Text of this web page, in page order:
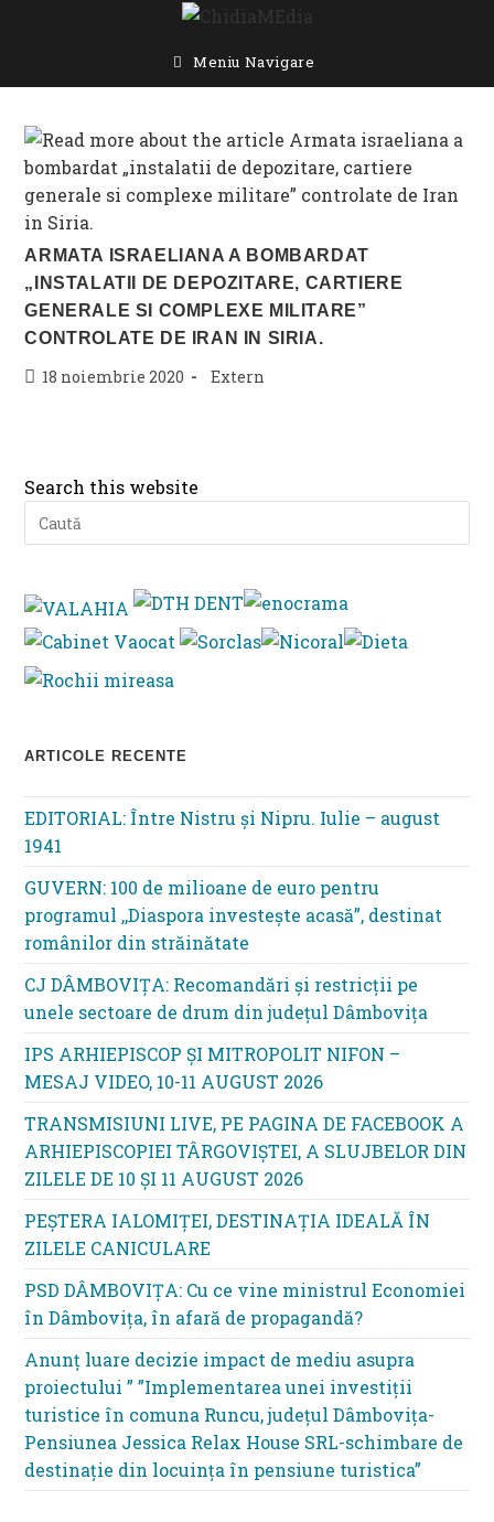
Meniu Navigare
ARMATA ISRAELIANA A BOMBARDAT
„INSTALATII DE DEPOZITARE, CARTIERE
GENERALE SI COMPLEXE MILITARE”
CONTROLATE DE IRAN IN SIRIA.
Post18 noiembrie 2020
Post
Extern
Search this website
ARTICOLE RECENTE
EDITORIAL: Între Nistru şi Nipru. Iulie – august
1941
GUVERN: 100 de milioane de euro pentru
programul ,,Diaspora investește acasă”, destinat
românilor din străinătate
CJ DÂMBOVIȚA: Recomandări și restricții pe
unele sectoare de drum din județul Dâmbovița
IPS ARHIEPISCOP ȘI MITROPOLIT NIFON –
MESAJ VIDEO, 10-11 AUGUST 2026
TRANSMISIUNI LIVE, PE PAGINA DE FACEBOOK A
ARHIEPISCOPIEI TÂRGOVIȘTEI, A SLUJBELOR DIN
ZILELE DE 10 ȘI 11 AUGUST 2026
PEȘTERA IALOMIȚEI, DESTINAȚIA IDEALĂ ÎN
ZILELE CANICULARE
PSD DÂMBOVIȚA: Cu ce vine ministrul Economiei
în Dâmbovița, în afară de propagandă?
Anunț luare decizie impact de mediu asupra
proiectului ” ”Implementarea unei investiții
turistice în comuna Runcu, județul Dâmbovița-
Pensiunea Jessica Relax House SRL-schimbare de
destinație din locuința în pensiune turistica”